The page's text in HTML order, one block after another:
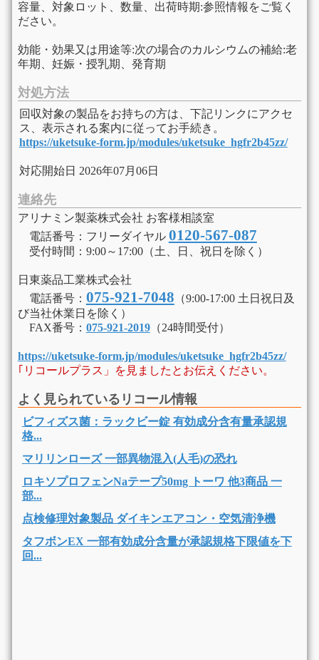
容量、対象ロット、数量、出荷時期:参照情報をご覧く
ださい。
効能・効果又は用途等:次の場合のカルシウムの補給:老
年期、妊娠・授乳期、発育期
対処方法
回収対象の製品をお持ちの方は、下記リンクにアクセ
ス、表示される案内に従ってお手続き。
https://uketsuke-form.jp/modules/uketsuke_hgfr2b45zz/
対応開始日 2026年07月06日
連絡先
アリナミン製薬株式会社 お客様相談室
電話番号：フリーダイヤル 0120-567-087
受付時間：9:00～17:00（土、日、祝日を除く）
日東薬品工業株式会社
​ 電話番号： 075-921-7048 （9:00-17:00 土日祝日及
び当社休業日を除く）
​ FAX番号： 075-921-2019（24時間受付）
https://uketsuke-form.jp/modules/uketsuke_hgfr2b45zz/
｢リコールプラス」を見ましたとお伝えください。
よく見られているリコール情報
ビフィズス菌：ラックビー錠 有効成分含有量承認規
格...
マリリンローズ 一部異物混入(人毛)の恐れ
ロキソプロフェンNaテープ50mg トーワ 他3商品 一
部...
点検修理対象製品 ダイキンエアコン・空気清浄機
タフボンEX 一部有効成分含量が承認規格下限値を下
回...